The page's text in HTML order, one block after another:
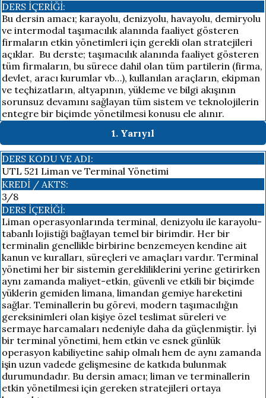
DERS İÇERIĞI:
Bu dersin amacı; karayolu, denizyolu, havayolu, demiryolu
ve intermodal taşımacılık alanında faaliyet gösteren
firmaların etkin yönetimleri için gerekli olan stratejileri
açıklar. Bu derste; taşımacılık alanında faaliyet gösteren
tüm firmaların, bu sürece dahil olan tüm partilerin (firma,
devlet, aracı kurumlar vb…), kullanılan araçların, ekipman
ve teçhizatların, altyapının, yükleme ve bilgi akışının
sorunsuz devamını sağlayan tüm sistem ve teknolojilerin
entegre bir biçimde yönetilmesi konusu ele alınır.
1. Yarıyıl
DERS KODU VE ADI:
UTL 521 Liman ve Terminal Yönetimi
KREDI / AKTS:
3/8
DERS İÇERIĞI:
Liman operasyonlarında terminal, denizyolu ile karayolu-
tabanlı lojistiği bağlayan temel bir birimdir. Her bir
terminalin genellikle birbirine benzemeyen kendine ait
kanun ve kuralları, süreçleri ve amaçları vardır. Terminal
yönetimi her bir sistemin gerekliliklerini yerine getirirken
aynı zamanda maliyet-etkin, güvenli ve etkili bir biçimde
yüklerin gemiden limana, limandan gemiye hareketini
sağlar. Teminallerin bu görevi, modern taşımacılığın
gereksinimleri olan kişiye özel teslimat süreleri ve
sermaye harcamaları nedeniyle daha da güçlenmiştir. İyi
bir terminal yönetimi, hem etkin ve esnek günlük
operasyon kabiliyetine sahip olmalı hem de aynı zamanda
işin uzun vadede gelişmesine de katkıda bulunmak
durumundadır. Bu dersin amacı; liman ve terminallerin
etkin yönetilmesi için gereken stratejileri ortaya